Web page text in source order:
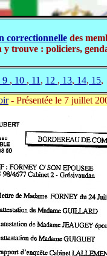
correctionnelle des
trouve : policiers,
9 , 10 , 11 , 12 , 13, 14, 15,
- Présentée le 7 juillet